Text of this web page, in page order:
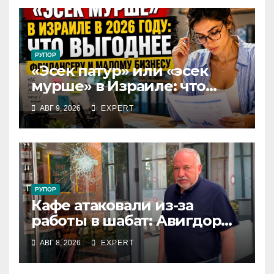
РУПОР
«Эсек патур» или «эсек
мурше» в Израиле: что
выгоднее фрилансеру и
малому бизнесу в 2026 году
АВГ 9, 2026 EXPERT
РУПОР
Кафе атаковали из-за
работы в шабат: Авигдор
Либерман приехал
поддержать владельцев
АВГ 8, 2026 EXPERT